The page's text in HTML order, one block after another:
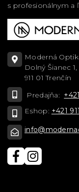
s profesionálnym a
Moderná
Dolný Šianec
911 01 Trenčín
Predajňa:
Eshop: +421